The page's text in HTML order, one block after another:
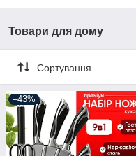
Товари для дому
Сортування
–43%